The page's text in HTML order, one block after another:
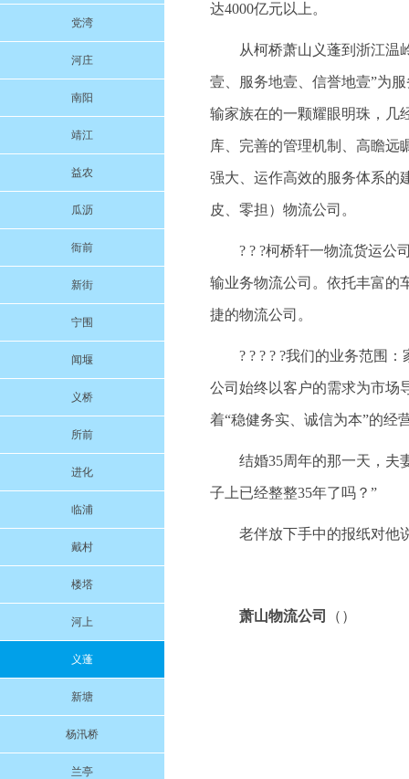
党湾
河庄
南阳
靖江
益农
瓜沥
衙前
新街
宁围
闻堰
义桥
所前
进化
临浦
戴村
楼塔
河上
义蓬
新塘
杨汛桥
兰亭
达4000亿元以上。
从柯桥萧山义蓬到浙江温
壹、服务地壹、信誉地壹”为
输家族在的一颗耀眼明珠，几
库、完善的管理机制、高瞻远
强大、运作高效的服务体系的
皮、零担）物流公司。
? ? ?柯桥轩一物流货运公
输业务物流公司。依托丰富的
捷的物流公司。
? ? ? ? ?我们的业务范围
公司始终以客户的需求为市场
着“稳健务实、诚信为本”的经
结婚35周年的那一天，夫
子上已经整整35年了吗？”
老伴放下手中的报纸对他
萧山物流公司 （）